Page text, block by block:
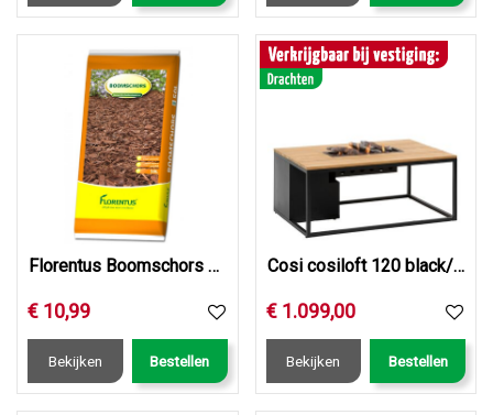
Florentus Boomschors 50L
€ 10,99
Bekijken Bestellen
Cosi cosiloft 120 black/teak
€ 1.099,00
Bekijken Bestellen